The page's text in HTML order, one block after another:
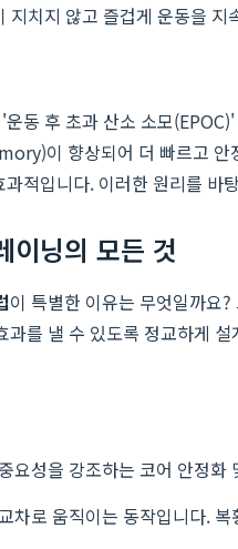
지치지 않고 즐겁게 운동을
동 후 초과 산소 소모
이 향상되어 더 빠르고 안
적입니다. 이러한 원리를 바
이닝의 모든 것
이 특별한 이유는 무엇일까요
를 낼 수 있도록 정교하게
요성을 강조하는 코어 안정
차로 움직이는 동작입니다.